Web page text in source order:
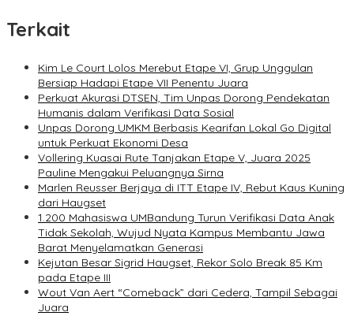
Terkait
Kim Le Court Lolos Merebut Etape VI, Grup Unggulan
Bersiap Hadapi Etape VII Penentu Juara
Perkuat Akurasi DTSEN, Tim Unpas Dorong Pendekatan
Humanis dalam Verifikasi Data Sosial
Unpas Dorong UMKM Berbasis Kearifan Lokal Go Digital
untuk Perkuat Ekonomi Desa
Vollering Kuasai Rute Tanjakan Etape V, Juara 2025
Pauline Mengakui Peluangnya Sirna
Marlen Reusser Berjaya di ITT Etape IV, Rebut Kaus Kuning
dari Haugset
1.200 Mahasiswa UMBandung Turun Verifikasi Data Anak
Tidak Sekolah, Wujud Nyata Kampus Membantu Jawa
Barat Menyelamatkan Generasi
Kejutan Besar Sigrid Haugset, Rekor Solo Break 85 Km
pada Etape III
Wout Van Aert “Comeback” dari Cedera, Tampil Sebagai
Juara